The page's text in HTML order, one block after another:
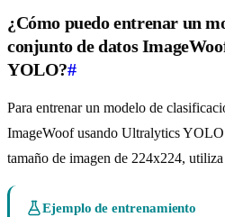
¿Cómo puedo entrenar un
conjunto de datos
YOLO?#
Para entrenar un modelo de
ImageWoof usando Ultralytics
tamaño de imagen de 224x224,
Ejemplo de entrenamiento